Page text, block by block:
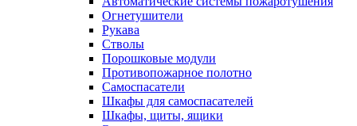
Огнетушители
Рукава
Стволы
Порошковые модули
Противопожарное полотно
Самоспасатели
Шкафы для самоспасателей
Шкафы, щиты, ящики